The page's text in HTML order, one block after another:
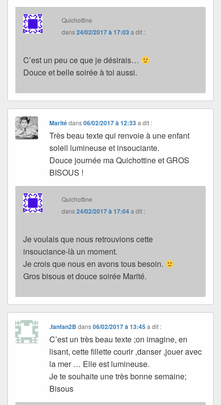
Quichottine
dans24/02/2017 à 17:03 a dit :
C’est un peu ce que je désirais…
Douce et belle soirée à toi aussi.
Maritédans06/02/2017 à 12:33 a dit :
Très beau texte qui renvoie à une enfant
soleil lumineuse et insouciante.
Douce journée ma Quichottine et GROS
BISOUS !
Quichottine
dans24/02/2017 à 17:04a dit :
Je voulais que nous retrouvions cette
insouciance-là un moment.
Je crois que nous en avons tous besoin.
Gros bisous et douce soirée Marité.
.fanfan2B dans06/02/2017 à 13:45 a dit :
C’est un très beau texte ;on imagine, en
lisant, cette fillette courir ,danser ,jouer avec
la mer … Elle est lumineuse.
Je te souhaite une très bonne semaine;
Bisous